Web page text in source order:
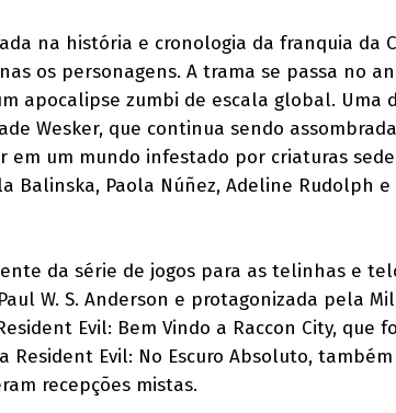
na história e cronologia da franquia da
os personagens. A trama se passa no
apocalipse zumbi de escala global. Uma
Wesker, que continua sendo
em um mundo infestado por criaturas
Balinska, Paola Núñez, Adeline Rudolph e
da série de jogos para as telinhas e
W. S. Anderson e protagonizada pela
Evil: Bem Vindo a Raccon City, que
Evil: No Escuro Absoluto, também
recepções mistas.